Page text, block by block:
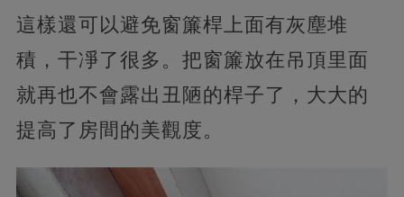
這樣還可以避免窗簾桿上面有灰塵堆
積，干凈了很多。把窗簾放在吊頂里面
就再也不會露出丑陋的桿子了，大大的
提高了房間的美觀度。